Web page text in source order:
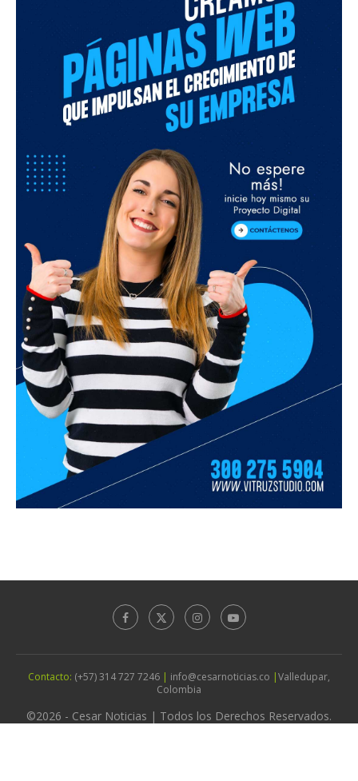
Contacto: (+57) 314 727 7246 | info@cesarnoticias.co |Valledupar,
Colombia
©2026 - Cesar Noticias | Todos los Derechos Reservados.